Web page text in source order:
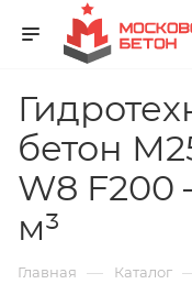
бетон
W8 F200
м³
Главная — Каталог